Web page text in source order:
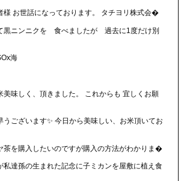
様 お世話になっております。 タチヨリ株式会�
黒ニンニクを 食べましたが 過去に1度だけ別
海
美味しく、頂きました。 これからも 宜しくお願
うございます✨ 今日から美味しい、お米頂いてお
茶を購入したいのですが購入の方法がわかりま�
私達孫の生まれた記念に子ミカンを屋敷に植え食